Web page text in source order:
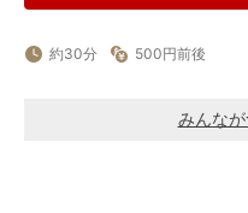
約30分 500円前後
みんな